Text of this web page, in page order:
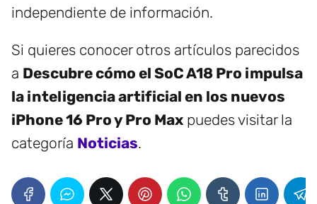
independiente de información.
Si quieres conocer otros artículos parecidos
a Descubre cómo el SoC A18 Pro impulsa
la inteligencia artificial en los nuevos
iPhone 16 Pro y Pro Max puedes visitar la
categoría Noticias.